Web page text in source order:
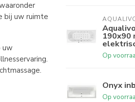
bij uw ruimte
uw
190x90
Op
Onyx
Op